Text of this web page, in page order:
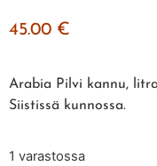
45.00 €
Arabia Pilvi kannu,
Siistissä kunnossa.
1 varastossa